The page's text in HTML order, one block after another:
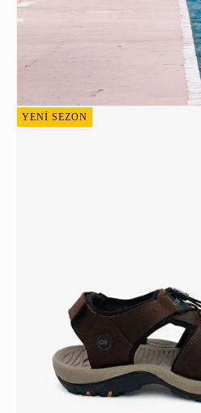
YENİ SEZON